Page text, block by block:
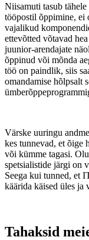
Niisamuti tasub
tööpostil õppimine, ei
vajalikud
ettevõtted võtavad
juunior-arendajate
õppinud või mõnda
töö on paindlik, siis
omandamise hõlpsalt
Värske uuringu
kes tunnevad, et õige
või kümme tagasi.
spetsialistide järgi on
Seega kui tunned, et
käärida käised üles ja
Tahaksid